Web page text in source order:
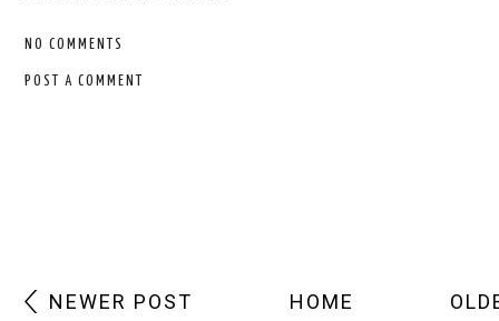
NO COMMENTS
POST A COMMENT
NEWER POST
HOME